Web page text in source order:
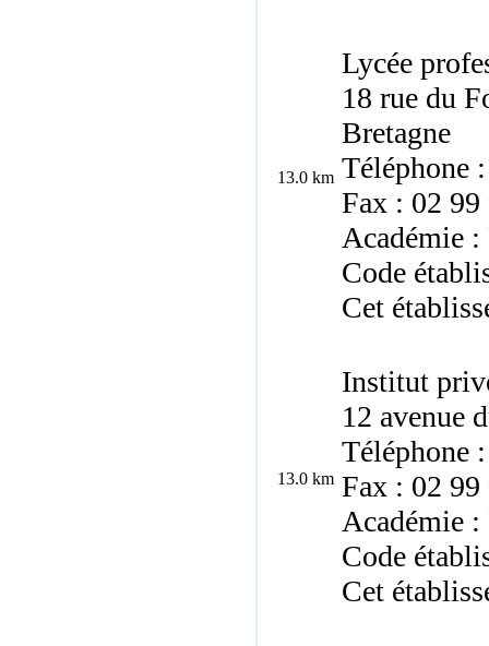
13.0 km
Lycée
18 rue du
Bretagne
Téléphone
Fax : 02 99
Académie :
Code
Cet
13.0 km
Institut
12 avenue
Téléphone
Fax : 02 99
Académie :
Code
Cet